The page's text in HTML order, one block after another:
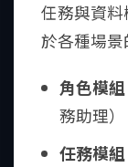
任務與資
於各種場景
角色模組
務助理）
任務模組